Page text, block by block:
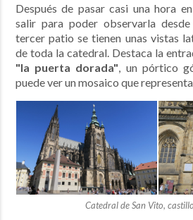
Después de pasar casi una hora
salir para poder observarla
tercer patio se tienen unas vistas
de toda la catedral. Destaca la
"la puerta dorada", un pórtico
puede ver un mosaico que
Catedral de San Vito,